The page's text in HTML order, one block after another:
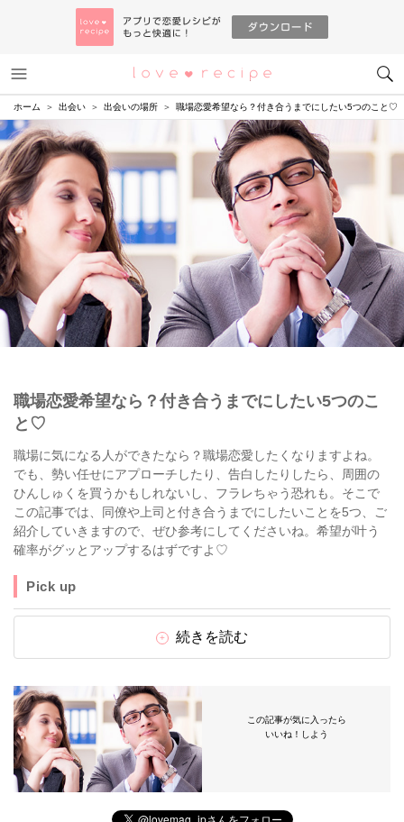
恋愛レシピ
ホーム 出会い 出会いの場所 職場恋愛希望なら？付き合うまでにしたい5つのこと♡
職場恋愛希望なら？付き合うまでにしたい5つのこ
と♡
職場に気になる人ができたなら？職場恋愛したくなりますよね。
でも、勢い任せにアプローチしたり、告白したりしたら、周囲の
ひんしゅくを買うかもしれないし、フラレちゃう恐れも。そこで
この記事では、同僚や上司と付き合うまでにしたいことを5つ、ご
紹介していきますので、ぜひ参考にしてくださいね。希望が叶う
確率がグッとアップするはずですよ♡
Pick up
続きを読む
この記事が気に入ったら
いいね！しよう